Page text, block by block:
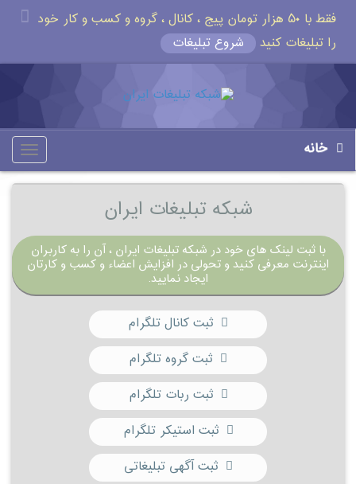
فقط با ۵۰ هزار تومان پیج ، کانال ، گروه و کسب و کار خود
را تبلیغات کنید
شروع تبلیغات
خانه
شبکه تبلیغات ایران
با ثبت لینک های خود در شبکه تبلیغات ایران ، آن را به کاربران
اینترنت معرفی کنید و تحولی در افزایش اعضاء و کسب و کارتان
ایجاد نمایید.
ثبت کانال تلگرام
ثبت گروه تلگرام
ثبت ربات تلگرام
ثبت استیکر تلگرام
ثبت آگهی تبلیغاتی